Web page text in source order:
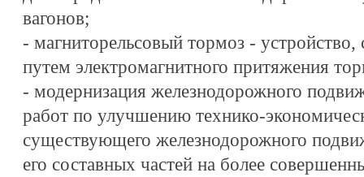
вагонов;
- магниторельсовый тормоз -
путем электромагнитного притяжения
- модернизация железнодорожного
работ по улучшению технико-
существующего железнодорожного
его составных частей на более